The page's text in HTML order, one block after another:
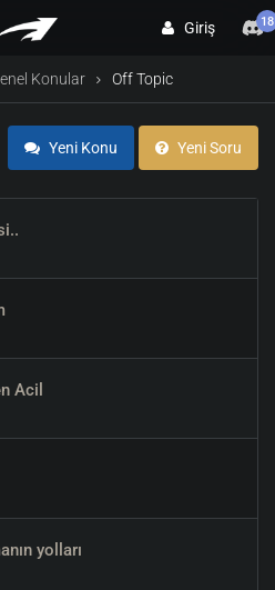
Giriş 18
Konular Off Topic
Yeni Konu Yeni Soru
Acil
yolları